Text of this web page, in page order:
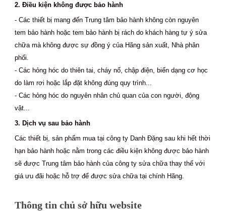
2. Điều kiện không được bảo hành
- Các thiết bị mang đến Trung tâm bảo hành không còn nguyên
tem bảo hành hoặc tem bảo hành bị rách do khách hàng tự ý sửa
chữa mà không được sự đồng ý của Hãng sản xuất, Nhà phân
phối.
- Các hỏng hóc do thiên tai, cháy nổ, chập điện, biến dạng cơ học
do làm rơi hoặc lắp đặt không đúng quy trình...
- Các hỏng hóc do nguyên nhân chủ quan của con người, động
vật...
3. Dịch vụ sau bảo hành
Các thiết bị, sản phẩm mua tại công ty Danh Đặng sau khi hết thời
hạn bảo hành hoặc nằm trong các điều kiện không được bảo hành
sẽ được Trung tâm bảo hành của công ty sửa chữa thay thế với
giá ưu đãi hoặc hỗ trợ để được sửa chữa tại chính Hãng.
Thông tin chủ sở hữu website